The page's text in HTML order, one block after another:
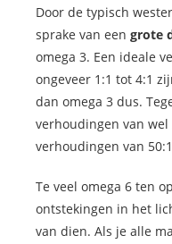
Door de typisch
sprake van een grote
omega 3. Een ideale
ongeveer 1:1 tot 4:1
dan omega 3 dus.
verhoudingen van wel
verhoudingen van
Te veel omega 6 ten
ontstekingen in het
van dien. Als je alle